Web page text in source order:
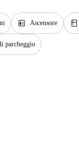
elevator Ascensore kitchen
parcheggio